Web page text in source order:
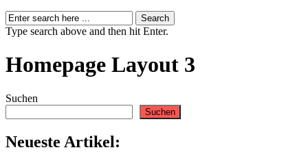
Type search above and then hit Enter.
Homepage Layout 3
Suchen
Suchen
Neueste Artikel: